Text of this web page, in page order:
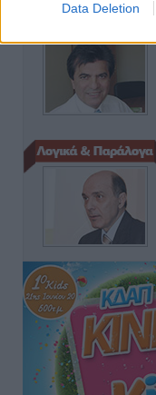
Data Deletion